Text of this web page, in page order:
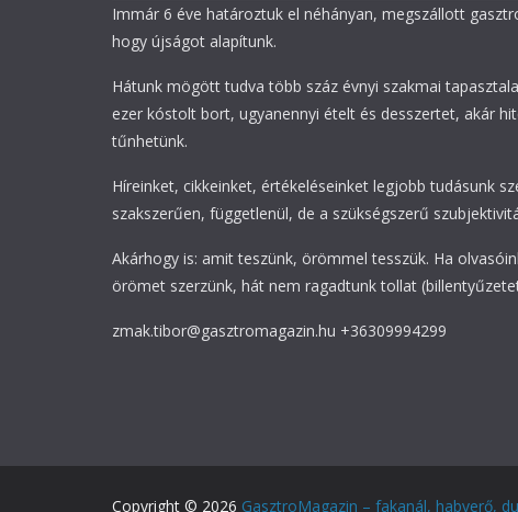
Immár 6 éve határoztuk el néhányan, megszállott
hogy újságot alapítunk.
Hátunk mögött tudva több száz évnyi szakmai
ezer kóstolt bort, ugyanennyi ételt és desszertet, akár
tűnhetünk.
Híreinket, cikkeinket, értékeléseinket legjobb tudásunk
szakszerűen, függetlenül, de a szükségszerű
Akárhogy is: amit teszünk, örömmel tesszük. Ha
örömet szerzünk, hát nem ragadtunk tollat
zmak.tibor@gasztromagazin.hu +36309994299
Copyright © 2026 GasztroMagazin – fakanál, habverő,